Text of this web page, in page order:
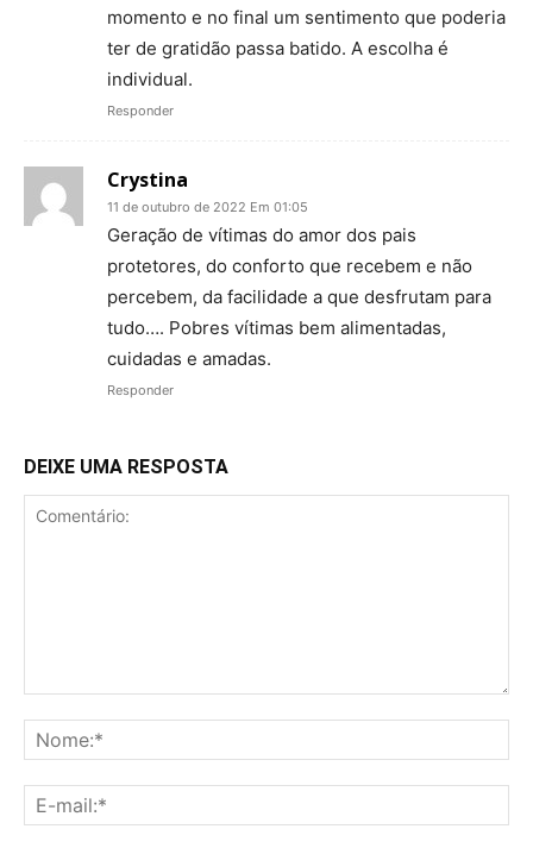
momento e no final um sentimento que poderia
ter de gratidão passa batido. A escolha é
individual.
Responder
Crystina
11 de outubro de 2022 Em 01:05
Geração de vítimas do amor dos pais
protetores, do conforto que recebem e não
percebem, da facilidade a que desfrutam para
tudo…. Pobres vítimas bem alimentadas,
cuidadas e amadas.
Responder
DEIXE UMA RESPOSTA